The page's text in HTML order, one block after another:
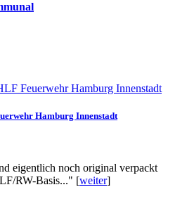
Hamburg Innenstadt
eigentlich noch original verpackt
RW-Basis..." [weiter]